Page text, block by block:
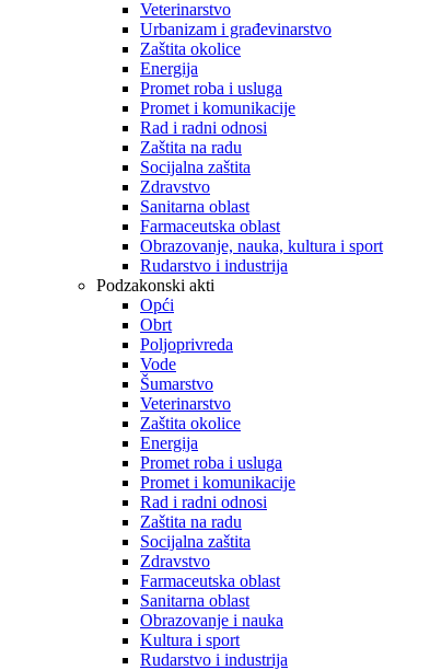
Veterinarstvo
Urbanizam i građevinarstvo
Zaštita okolice
Energija
Promet roba i usluga
Promet i komunikacije
Rad i radni odnosi
Zaštita na radu
Socijalna zaštita
Zdravstvo
Sanitarna oblast
Farmaceutska oblast
Obrazovanje, nauka, kultura i sport
Rudarstvo i industrija
Podzakonski akti
Opći
Obrt
Poljoprivreda
Vode
Šumarstvo
Veterinarstvo
Zaštita okolice
Energija
Promet roba i usluga
Promet i komunikacije
Rad i radni odnosi
Zaštita na radu
Socijalna zaštita
Zdravstvo
Farmaceutska oblast
Sanitarna oblast
Obrazovanje i nauka
Kultura i sport
Rudarstvo i industrija